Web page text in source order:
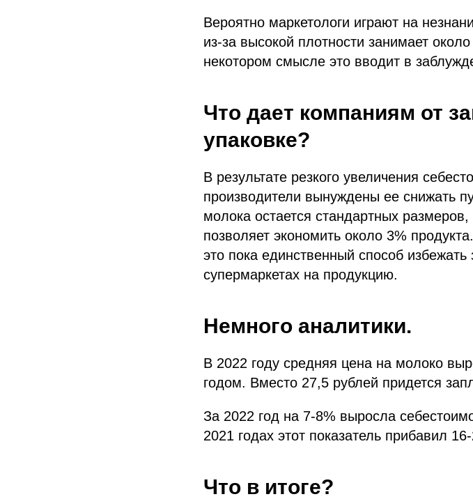
Вероятно маркетологи играют на
из-за высокой плотности занимает
некотором смысле это вводит в
Что дает компаниям от
упаковке?
В результате резкого увеличения
производители вынуждены ее снижать
молока остается стандартных
позволяет экономить около 3%
это пока единственный способ
супермаркетах на продукцию.
Немного аналитики.
В 2022 году средняя цена на молоко
годом. Вместо 27,5 рублей придется
За 2022 год на 7-8% выросла
2021 годах этот показатель прибавил
Что в итоге?